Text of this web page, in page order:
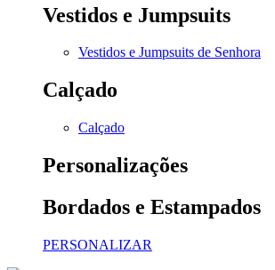
Vestidos e Jumpsuits
Vestidos e Jumpsuits de Senhora
Calçado
Calçado
Personalizações
Bordados e Estampados
PERSONALIZAR